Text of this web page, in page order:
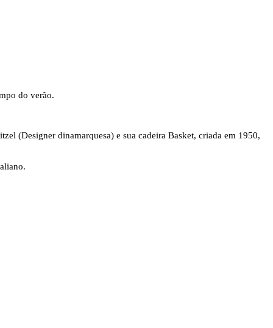
do verão.
(Designer dinamarquesa) e sua cadeira Basket, criada em 1950,